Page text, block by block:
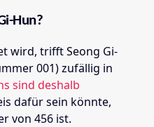
Hun?
wird, trifft Seong Gi-
001) zufällig in
sind deshalb
dafür sein könnte,
von 456 ist.